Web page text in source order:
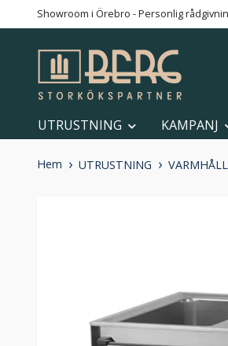
Showroom i Örebro - Personlig
UTRUSTNING KAMPANJ
Hem UTRUSTNING